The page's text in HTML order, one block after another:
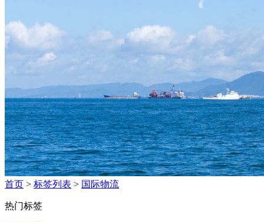
首页 > 标签列表 > 国际物流
热门标签